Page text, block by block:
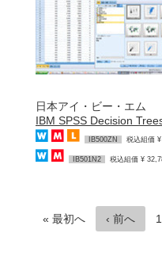
日本アイ・ビー・エム
IBM SPSS Decision
IB500ZN 税込組価
IB501N2 税込組価 ¥
« 最初へ ‹ 前へ 1